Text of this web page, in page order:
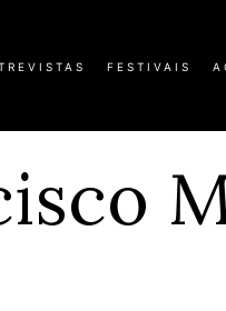
FESTIVAIS